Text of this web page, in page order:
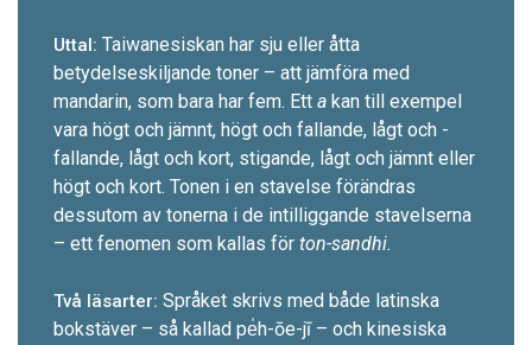
Uttal: Taiwanesiskan har sju eller åtta
betydelseskiljande toner – att jämföra med
mandarin, som bara har fem. Ett a kan till exempel
vara högt och jämnt, högt och fallande, lågt och ­
fallande, lågt och kort, stigande, lågt och jämnt ­eller
högt och kort. Tonen i en stavelse förändras
dessutom av tonerna i de intilliggande stavelserna
– ett fenomen som kallas för ton-sandhi.
Två läsarter: Språket skrivs med både latinska
bokstäver – så ­kallad pe̍h-ōe-jī – och kinesiska